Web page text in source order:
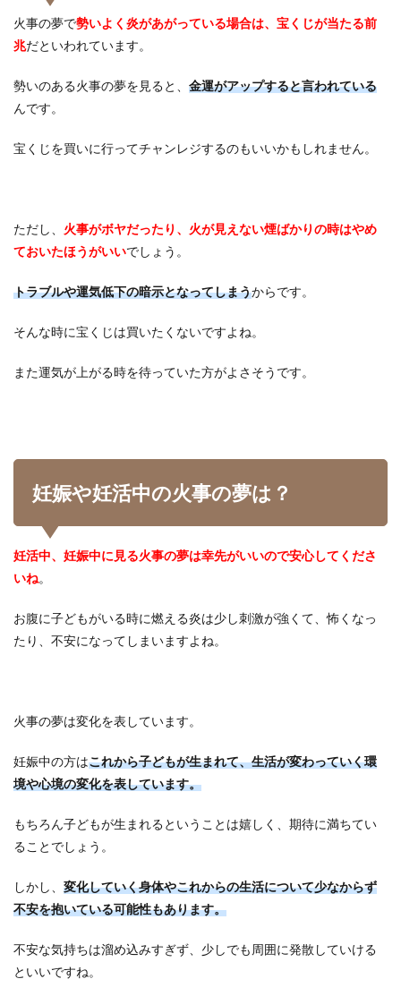
火事の夢で勢いよく炎があがっている場合は、宝くじが当たる前
兆だといわれています。
勢いのある火事の夢を見ると、 金運がアップすると言われている
んです。
宝くじを買いに行ってチャンレジするのもいいかもしれません。
ただし、 火事がボヤだったり、火が見えない煙ばかりの時はやめ
ておいたほうがいいでしょう。
トラブルや運気低下の暗示となってしまうからです。
そんな時に宝くじは買いたくないですよね。
また運気が上がる時を待っていた方がよさそうです。
妊娠や妊活中の火事の夢は？
妊活中、妊娠中に見る火事の夢は幸先がいいので安心してくださ
いね。
お腹に子どもがいる時に燃える炎は少し刺激が強くて、怖くなっ
たり、不安になってしまいますよね。
火事の夢は変化を表しています。
妊娠中の方はこれから子どもが生まれて、生活が変わっていく環
境や心境の変化を表しています。
もちろん子どもが生まれるということは嬉しく、期待に満ちてい
ることでしょう。
しかし、 変化していく身体やこれからの生活について少なからず
不安を抱いている可能性もあります。
不安な気持ちは溜め込みすぎず、少しでも周囲に発散していける
といいですね。